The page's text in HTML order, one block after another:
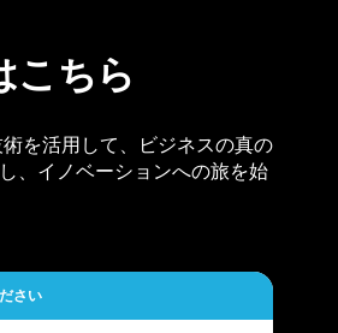
こちら
を活用して、ビジネスの真の
、イノベーションへの旅を始
さい